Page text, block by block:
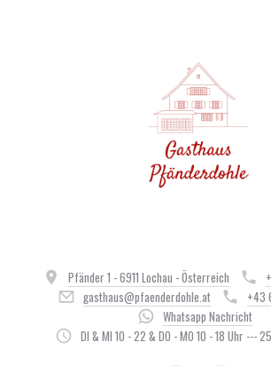
Pfänder 1 - 6911 Lochau - Österreich
gasthaus@pfaenderdohle.at
+43
Whatsapp Nachricht
DI & MI 10 - 22 & DO - MO 10 - 18 Uhr ---